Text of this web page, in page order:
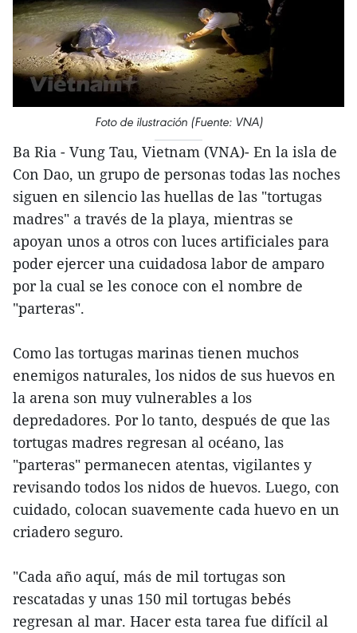
Foto de ilustración (Fuente: VNA)
Ba Ria - Vung Tau, Vietnam (VNA)- En la isla de
Con Dao, un grupo de personas todas las noches
siguen en silencio las huellas de las "tortugas
madres" a través de la playa, mientras se
apoyan unos a otros con luces artificiales para
poder ejercer una cuidadosa labor de amparo
por la cual se les conoce con el nombre de
"parteras".
Como las tortugas marinas tienen muchos
enemigos naturales, los nidos de sus huevos en
la arena son muy vulnerables a los
depredadores. Por lo tanto, después de que las
tortugas madres regresan al océano, las
"parteras" permanecen atentas, vigilantes y
revisando todos los nidos de huevos. Luego, con
cuidado, colocan suavemente cada huevo en un
criadero seguro.
"Cada año aquí, más de mil tortugas son
rescatadas y unas 150 mil tortugas bebés
regresan al mar. Hacer esta tarea fue difícil al